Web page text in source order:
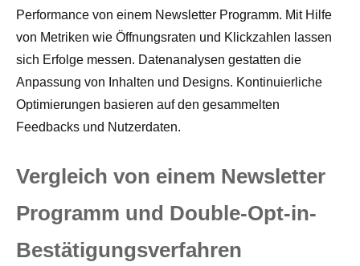
Performance von einem Newsletter Programm. Mit Hilfe
von Metriken wie Öffnungsraten und Klickzahlen lassen
sich Erfolge messen. Datenanalysen gestatten die
Anpassung von Inhalten und Designs. Kontinuierliche
Optimierungen basieren auf den gesammelten
Feedbacks und Nutzerdaten.
Vergleich von einem Newsletter
Programm und Double-Opt-in-
Bestätigungsverfahren